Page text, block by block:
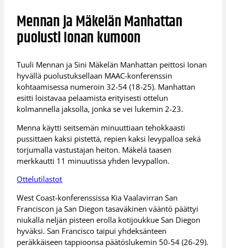
Mennan ja Mäkelän Manhattan
puolusti Ionan kumoon
Tuuli Mennan ja Sini Mäkelän Manhattan peittosi Ionan
hyvällä puolustuksellaan MAAC-konferenssin
kohtaamisessa numeroin 32-54 (18-25). Manhattan
esitti loistavaa pelaamista erityisesti ottelun
kolmannella jaksolla, jonka se vei lukemin 2-23.
Menna käytti seitsemän minuuttiaan tehokkaasti
pussittaen kaksi pistettä, repien kaksi levypalloa sekä
torjumalla vastustajan heiton. Mäkelä taasen
merkkautti 11 minuutissa yhden levypallon.
Ottelutilastot
West Coast-konferenssissa Kia Vaalavirran San
Franciscon ja San Diegon tasaväkinen vääntö päättyi
niukalla neljän pisteen erolla kotijoukkue San Diegon
hyväksi. San Francisco taipui yhdeksänteen
peräkkäiseen tappioonsa päätöslukemin 50-54 (26-29).